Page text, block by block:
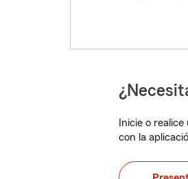
Inicie o
con la